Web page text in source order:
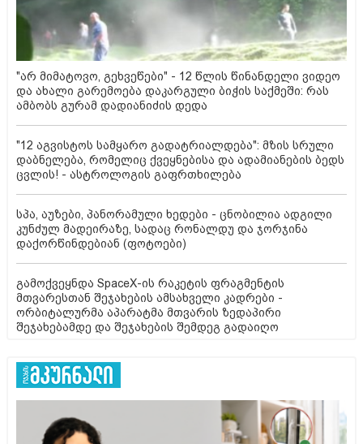
"არ მიმატოვო, გეხვეწები" - 12 წლის წინანდელი ვიდეო
და ახალი გარემოება დაკარგული ბიჭის საქმეში: რას
ამბობს გურამ დადიანიძის დედა
"12 აგვისტოს სამყარო გადატრიალდება": მზის სრული
დაბნელება, რომელიც ქვეყნებისა და ადამიანების ბედს
ცვლის! - ასტროლოგის გაფრთხილება
სპა, აუზები, პანორამული ხედები - ცნობილია ადგილი
კუნძულ მადეირაზე, სადაც რონალდუ და ჯორჯინა
დაქორწინდებიან (ფოტოები)
გამოქვეყნდა SpaceX-ის რაკეტის ფრაგმენტის
მთვარესთან შეჯახების ამსახველი კადრები -
ორბიტალურმა აპარატმა მთვარის ზედაპირი
შეჯახებამდე და შეჯახების შემდეგ გადაიღო